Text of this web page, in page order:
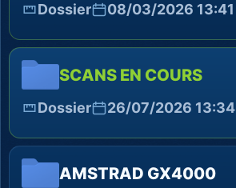
Dossier 08/03/2026 13:41
SCANS EN COURS
Dossier 26/07/2026 13:34
AMSTRAD GX4000